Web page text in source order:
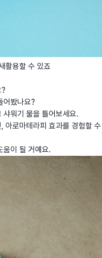
활용할 수 있죠
어봤나요?
워기 물을 틀어보세요.
아로마테라피 효과를 경험할 수
움이 될 거예요.